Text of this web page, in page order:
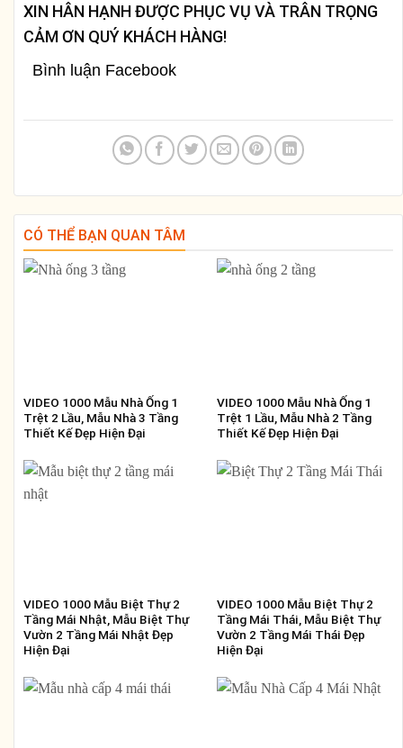
XIN HÂN HẠNH ĐƯỢC PHỤC VỤ VÀ TRÂN TRỌNG
CẢM ƠN QUÝ KHÁCH HÀNG!
Bình luận Facebook
CÓ THỂ BẠN QUAN TÂM
VIDEO 1000 Mẫu Nhà Ống 1
Trệt 2 Lầu, Mẫu Nhà 3 Tầng
Thiết Kế Đẹp Hiện Đại
VIDEO 1000 Mẫu Nhà Ống 1
Trệt 1 Lầu, Mẫu Nhà 2 Tầng
Thiết Kế Đẹp Hiện Đại
VIDEO 1000 Mẫu Biệt Thự 2
Tầng Mái Nhật, Mẫu Biệt Thự
Vườn 2 Tầng Mái Nhật Đẹp
Hiện Đại
VIDEO 1000 Mẫu Biệt Thự 2
Tầng Mái Thái, Mẫu Biệt Thự
Vườn 2 Tầng Mái Thái Đẹp
Hiện Đại